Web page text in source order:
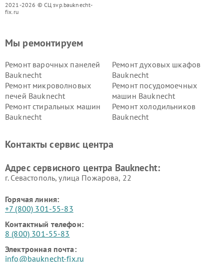
2021-2026 © СЦ svp.bauknecht-
fix.ru
Мы ремонтируем
Ремонт варочных панелей
Bauknecht
Ремонт духовых шкафов
Bauknecht
Ремонт микроволновых
печей Bauknecht
Ремонт посудомоечных
машин Bauknecht
Ремонт стиральных машин
Bauknecht
Ремонт холодильников
Bauknecht
Контакты сервис центра
Адрес сервисного центра Bauknecht:
г. Севастополь, улица Пожарова, 22
Горячая линия:
+7 (800) 301-55-83
Контактный телефон:
8 (800) 301-55-83
Электронная почта:
info@bauknecht-fix.ru